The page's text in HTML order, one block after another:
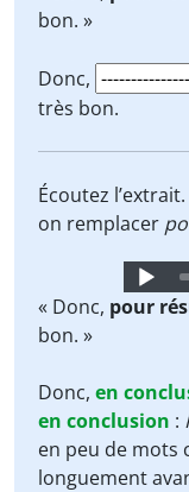
bon. »
Donc,
très bon.
Écoutez
on remplacer
Audio
Player
« Donc, pour
bon. »
Donc, en
en conclusion :
en peu de mots
longuement